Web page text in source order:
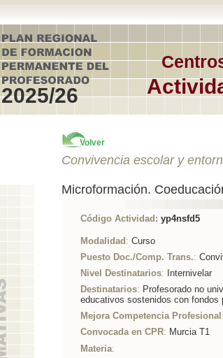
2025/26
Volver
Convivencia escolar y
Microformación.
Código Actividad: yp4nsfd5
Modalidad : Curso
Puesto Doc./Comp. Trans.:
Nivel Destinatarios: Internivelar
Destinatarios: Profesorado no
educativos sostenidos con
Mejora Competencia Profesional :
Convocada en CPR: Murcia T1
Materia: